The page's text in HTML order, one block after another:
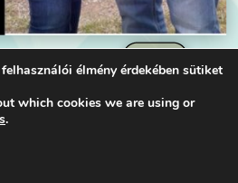
Themes
élmény érdekében sütiket
which cookies we are using or
.